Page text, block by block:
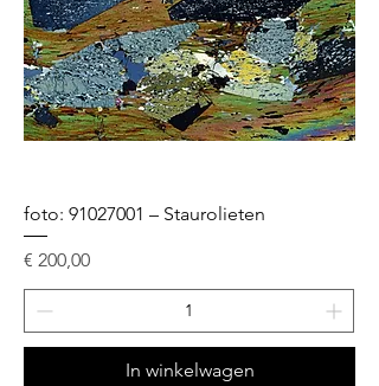
foto: 91027001 – Staurolieten
Prijs
€ 200,00
In winkelwagen